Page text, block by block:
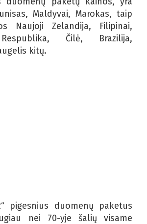
Maldyvai, Marokas, taip
Naujoji Zelandija, Filipinai,
Čilė, Brazilija,
kitų.
pigesnius duomenų paketus
nei 70-yje šalių visame